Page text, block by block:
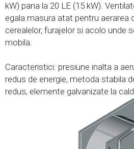
kW) pana la 20 LE (15 kW).
egala masura atat pentru aerarea
cerealelor, furajelor si acolo unde
mobila.
Caracteristici: presiune inalta a
redus de energie, metoda stabila
redus, elemente galvanizate la cald